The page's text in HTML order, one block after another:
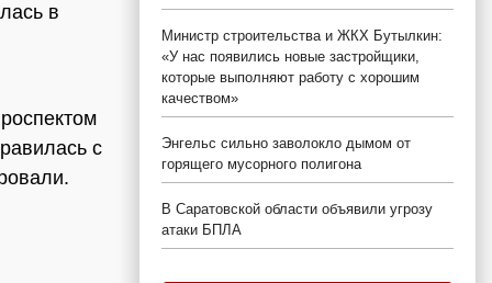
в
с
Министр строительства и ЖКХ Бутылкин:
«У нас появились новые застройщики,
которые выполняют работу с хорошим
качеством»
Энгельс сильно заволокло дымом от
горящего мусорного полигона
В Саратовской области объявили угрозу
атаки БПЛА